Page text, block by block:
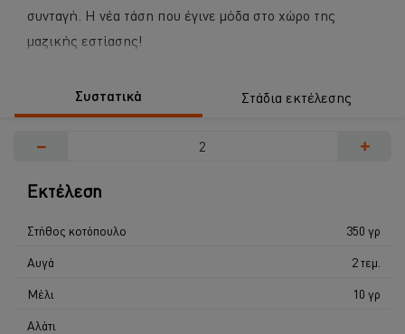
συνταγή. Η νέα τάση που έγινε μόδα στο χώρο της
μαζικής εστίασης!
Συστατικά Στάδια εκτέλεσης
− +
Εκτέλεση
Στήθος κοτόπουλο
350 γρ
Αυγά
2 τεμ.
Μέλι
10 γρ
Αλάτι